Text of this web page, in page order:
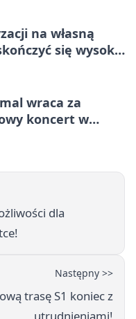
na własną
się wysoką
wraca za
koncert w
dla
Następny >>
trasę S1 koniec z
utrudnieniami!